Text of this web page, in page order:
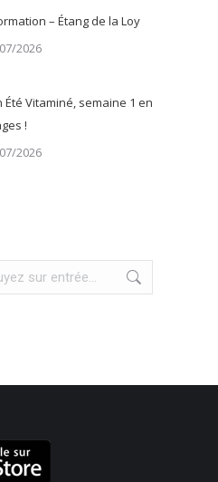
– Étang de la Loy
2026
Été Vitaminé, semaine 1 en
!
2026